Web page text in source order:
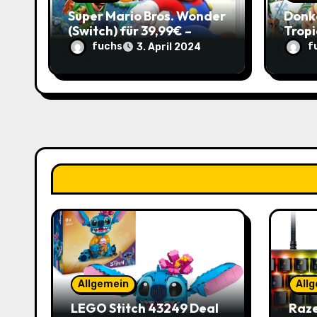
t
i
o
n
Super Mario Bros. Wonder
(Switch) für 39,99€ –
Spare 2,95€ im Vergleich
zum Normalpreis!
fuchs 3. April 2024
Allgemein
LEGO Stitch 43249 Deal